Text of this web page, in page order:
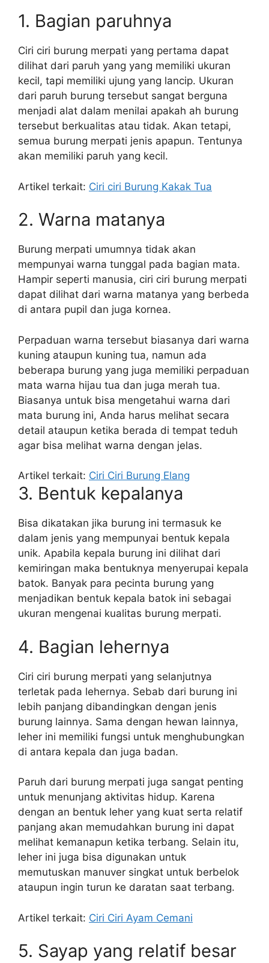
1. Bagian paruhnya
Ciri ciri burung merpati yang pertama dapat
dilihat dari paruh yang yang memiliki ukuran
kecil, tapi memiliki ujung yang lancip. Ukuran
dari paruh burung tersebut sangat berguna
menjadi alat dalam menilai apakah ah burung
tersebut berkualitas atau tidak. Akan tetapi,
semua burung merpati jenis apapun. Tentunya
akan memiliki paruh yang kecil.
Artikel terkait: Ciri ciri Burung Kakak Tua
2. Warna matanya
Burung merpati umumnya tidak akan
mempunyai warna tunggal pada bagian mata.
Hampir seperti manusia, ciri ciri burung merpati
dapat dilihat dari warna matanya yang berbeda
di antara pupil dan juga kornea.
Perpaduan warna tersebut biasanya dari warna
kuning ataupun kuning tua, namun ada
beberapa burung yang juga memiliki perpaduan
mata warna hijau tua dan juga merah tua.
Biasanya untuk bisa mengetahui warna dari
mata burung ini, Anda harus melihat secara
detail ataupun ketika berada di tempat teduh
agar bisa melihat warna dengan jelas.
Artikel terkait: Ciri Ciri Burung Elang
3. Bentuk kepalanya
Bisa dikatakan jika burung ini termasuk ke
dalam jenis yang mempunyai bentuk kepala
unik. Apabila kepala burung ini dilihat dari
kemiringan maka bentuknya menyerupai kepala
batok. Banyak para pecinta burung yang
menjadikan bentuk kepala batok ini sebagai
ukuran mengenai kualitas burung merpati.
4. Bagian lehernya
Ciri ciri burung merpati yang selanjutnya
terletak pada lehernya. Sebab dari burung ini
lebih panjang dibandingkan dengan jenis
burung lainnya. Sama dengan hewan lainnya,
leher ini memiliki fungsi untuk menghubungkan
di antara kepala dan juga badan.
Paruh dari burung merpati juga sangat penting
untuk menunjang aktivitas hidup. Karena
dengan an bentuk leher yang kuat serta relatif
panjang akan memudahkan burung ini dapat
melihat kemanapun ketika terbang. Selain itu,
leher ini juga bisa digunakan untuk
memutuskan manuver singkat untuk berbelok
ataupun ingin turun ke daratan saat terbang.
Artikel terkait: Ciri Ciri Ayam Cemani
5. Sayap yang relatif besar